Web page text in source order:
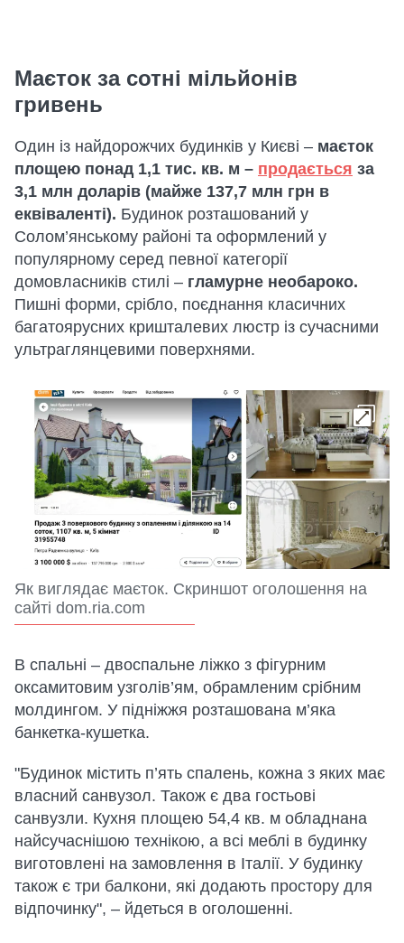
Маєток за сотні мільйонів
гривень
Один із найдорожчих будинків у Києві – маєток
площею понад 1,1 тис. кв. м – продається за
3,1 млн доларів (майже 137,7 млн грн в
еквіваленті). Будинок розташований у
Солом’янському районі та оформлений у
популярному серед певної категорії
домовласників стилі – гламурне необароко.
Пишні форми, срібло, поєднання класичних
багатоярусних кришталевих люстр із сучасними
ультраглянцевими поверхнями.
Як виглядає маєток. Скриншот оголошення на
сайті dom.ria.com
В спальні – двоспальне ліжко з фігурним
оксамитовим узголів’ям, обрамленим срібним
молдингом. У підніжжя розташована м’яка
банкетка-кушетка.
"Будинок містить п’ять спалень, кожна з яких має
власний санвузол. Також є два гостьові
санвузли. Кухня площею 54,4 кв. м обладнана
найсучаснішою технікою, а всі меблі в будинку
виготовлені на замовлення в Італії. У будинку
також є три балкони, які додають простору для
відпочинку", – йдеться в оголошенні.